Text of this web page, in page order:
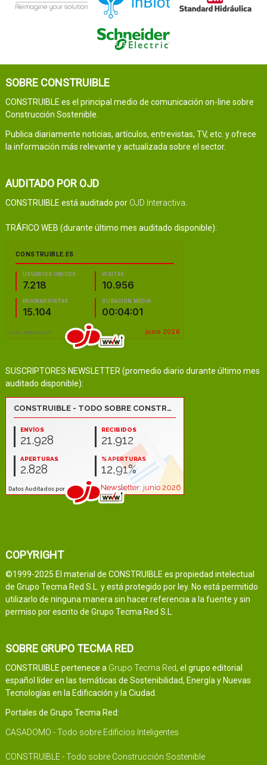
SOBRE CONSTRUIBLE
CONSTRUIBLE es el principal medio de comunicación on-line sobre
Construcción Sostenible.
Publica diariamente noticias, artículos, entrevistas, TV, etc. y ofrece
la información más relevante y actualizada sobre el sector.
AUDITADO POR OJD
CONSTRUIBLE está auditado por OJD Interactiva
TRÁFICO WEB (durante último mes auditado disponible):
SUSCRIPTORES NEWSLETTER (promedio diario durante último mes
auditado disponible):
COPYRIGHT
©1999-2025 El material de CONSTRUIBLE es propiedad intelectual
de Grupo Tecma Red S.L. y está protegido por ley. No está permitido
utilizarlo de ninguna manera sin hacer referencia a la fuente y sin
permiso por escrito de Grupo Tecma Red S.L.
SOBRE GRUPO TECMA RED
CONSTRUIBLE pertenece a Grupo Tecma Red, el grupo editorial
español líder en las temáticas de Sostenibilidad, Energía y Nuevas
Tecnologías en la Edificación y la Ciudad.
Portales de Grupo Tecma Red:
CASADOMO - Todo sobre Edificios Inteligentes
CONSTRUIBLE - Todo sobre Construcción Sostenible